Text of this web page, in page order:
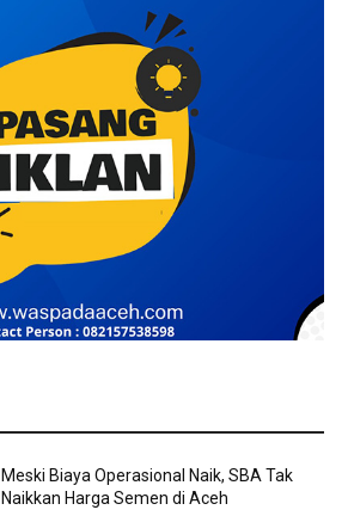
Meski Biaya Operasional Naik, SBA Tak
Naikkan Harga Semen di Aceh